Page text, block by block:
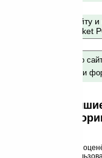
Поиск по сайту
Mobile и Pocket
только по
по сайту и
самые
PC в
программы, выше
активности